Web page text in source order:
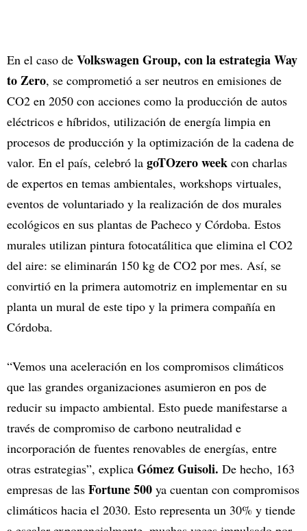
En el caso de Volkswagen Group, con la estrategia Way
to Zero, se comprometió a ser neutros en emisiones de
CO2 en 2050 con acciones como la producción de autos
eléctricos e híbridos, utilización de energía limpia en
procesos de producción y la optimización de la cadena de
valor. En el país, celebró la goTOzero week con charlas
de expertos en temas ambientales, workshops virtuales,
eventos de voluntariado y la realización de dos murales
ecológicos en sus plantas de Pacheco y Córdoba. Estos
murales utilizan pintura fotocatálitica que elimina el CO2
del aire: se eliminarán 150 kg de CO2 por mes. Así, se
convirtió en la primera automotriz en implementar en su
planta un mural de este tipo y la primera compañía en
Córdoba.
“Vemos una aceleración en los compromisos climáticos
que las grandes organizaciones asumieron en pos de
reducir su impacto ambiental. Esto puede manifestarse a
través de compromiso de carbono neutralidad e
incorporación de fuentes renovables de energías, entre
otras estrategias”, explica Gómez Guisoli. De hecho, 163
empresas de las Fortune 500 ya cuentan con compromisos
climáticos hacia el 2030. Esto representa un 30% y tiende